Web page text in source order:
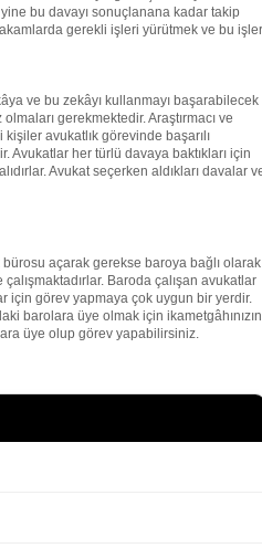
bu davayı sonuçlanana kadar takip
gerekli işleri yürütmek ve bu
ve bu zekâyı kullanmayı başarabilecek
gerekmektedir. Araştırmacı ve
avukatlık görevinde başarılı
Avukatlar her türlü davaya baktıkları için
Avukat seçerken aldıkları davalar
açarak gerekse baroya bağlı olarak
Baroda çalışan avukatlar
için görev yapmaya çok uygun bir yerdir.
barolara üye olmak için ikametgâhınızın
üye olup görev yapabilirsiniz.